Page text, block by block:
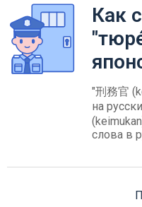
Как
"刑務官
на
слова в